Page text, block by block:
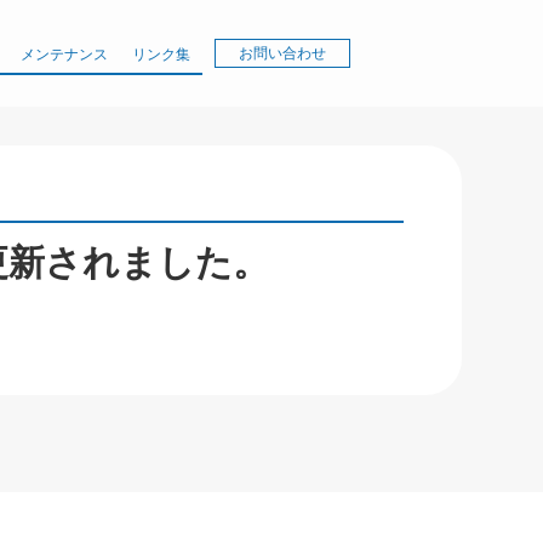
メンテナンス リンク集 お問い合わせ
されました。